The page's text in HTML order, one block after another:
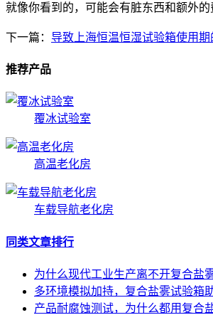
就像你看到的，可能会有脏东西和额外的
下一篇： 导致上海恒温恒湿试验箱使用期
推荐产品
覆冰试验室
高温老化房
车载导航老化房
同类文章排行
为什么现代工业生产离不开复合盐
多环境模拟加持，复合盐雾试验箱
产品耐腐蚀测试，为什么都用复合